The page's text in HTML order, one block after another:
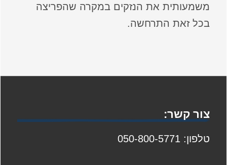
משמעותית את הנזקים במקרה שהפריצה
בכל זאת התרחשה.
צור קשר:
טלפון: 050-800-5771